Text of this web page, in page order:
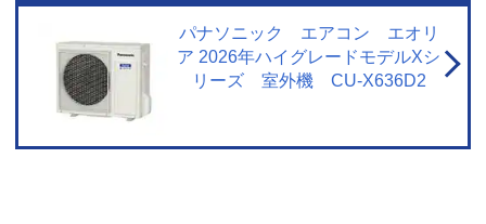
ーン運転を行わない。連続運転中に内部クリーン運転をさせたい時は設定が
必要。 生えてしまったカビを除去する機能ではない。内部クリーン運転の動
作内容を「送風自動」に変更した時はカビの成長を抑制する効果となる。
※5：国内壁掛け形エアコンにおいて。2025年7月29日現在。累積24時間以上
運転後に自動で掃除。フィルター掃除は自動で行うがホコリや油汚れが多い
環境等で使用する時は取り外して水洗いを推奨。
転ができる技術。2025年11月1日現在。 ※7：最小冷房能力が従来品CS-
パナソニック エアコン エオリ
ア 2026年ハイグレードモデルXシ
リーズ 室外機 CU-X636D2